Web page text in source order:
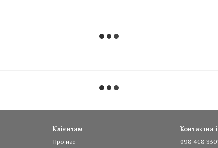
Клієнтам
Про нас
Контактна
098 408